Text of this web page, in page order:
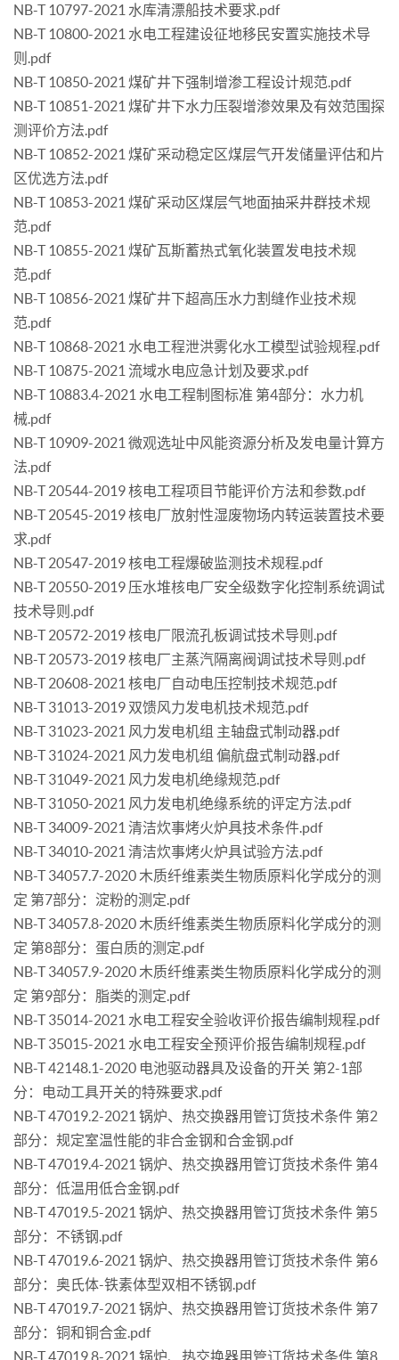
NB-T 10797-2021 水库清漂船技术要求.pdf
NB-T 10800-2021 水电工程建设征地移民安置实施技术导
则.pdf
NB-T 10850-2021 煤矿井下强制增渗工程设计规范.pdf
NB-T 10851-2021 煤矿井下水力压裂增渗效果及有效范围探
测评价方法.pdf
NB-T 10852-2021 煤矿采动稳定区煤层气开发储量评估和片
区优选方法.pdf
NB-T 10853-2021 煤矿采动区煤层气地面抽采井群技术规
范.pdf
NB-T 10855-2021 煤矿瓦斯蓄热式氧化装置发电技术规
范.pdf
NB-T 10856-2021 煤矿井下超高压水力割缝作业技术规
范.pdf
NB-T 10868-2021 水电工程泄洪雾化水工模型试验规程.pdf
NB-T 10875-2021 流域水电应急计划及要求.pdf
NB-T 10883.4-2021 水电工程制图标准 第4部分：水力机
械.pdf
NB-T 10909-2021 微观选址中风能资源分析及发电量计算方
法.pdf
NB-T 20544-2019 核电工程项目节能评价方法和参数.pdf
NB-T 20545-2019 核电厂放射性湿废物场内转运装置技术要
求.pdf
NB-T 20547-2019 核电工程爆破监测技术规程.pdf
NB-T 20550-2019 压水堆核电厂安全级数字化控制系统调试
技术导则.pdf
NB-T 20572-2019 核电厂限流孔板调试技术导则.pdf
NB-T 20573-2019 核电厂主蒸汽隔离阀调试技术导则.pdf
NB-T 20608-2021 核电厂自动电压控制技术规范.pdf
NB-T 31013-2019 双馈风力发电机技术规范.pdf
NB-T 31023-2021 风力发电机组 主轴盘式制动器.pdf
NB-T 31024-2021 风力发电机组 偏航盘式制动器.pdf
NB-T 31049-2021 风力发电机绝缘规范.pdf
NB-T 31050-2021 风力发电机绝缘系统的评定方法.pdf
NB-T 34009-2021 清洁炊事烤火炉具技术条件.pdf
NB-T 34010-2021 清洁炊事烤火炉具试验方法.pdf
NB-T 34057.7-2020 木质纤维素类生物质原料化学成分的测
定 第7部分：淀粉的测定.pdf
NB-T 34057.8-2020 木质纤维素类生物质原料化学成分的测
定 第8部分：蛋白质的测定.pdf
NB-T 34057.9-2020 木质纤维素类生物质原料化学成分的测
定 第9部分：脂类的测定.pdf
NB-T 35014-2021 水电工程安全验收评价报告编制规程.pdf
NB-T 35015-2021 水电工程安全预评价报告编制规程.pdf
NB-T 42148.1-2020 电池驱动器具及设备的开关 第2-1部
分：电动工具开关的特殊要求.pdf
NB-T 47019.2-2021 锅炉、热交换器用管订货技术条件 第2
部分：规定室温性能的非合金钢和合金钢.pdf
NB-T 47019.4-2021 锅炉、热交换器用管订货技术条件 第4
部分：低温用低合金钢.pdf
NB-T 47019.5-2021 锅炉、热交换器用管订货技术条件 第5
部分：不锈钢.pdf
NB-T 47019.6-2021 锅炉、热交换器用管订货技术条件 第6
部分：奥氏体-铁素体型双相不锈钢.pdf
NB-T 47019.7-2021 锅炉、热交换器用管订货技术条件 第7
部分：铜和铜合金.pdf
NB-T 47019.8-2021 锅炉、热交换器用管订货技术条件 第8